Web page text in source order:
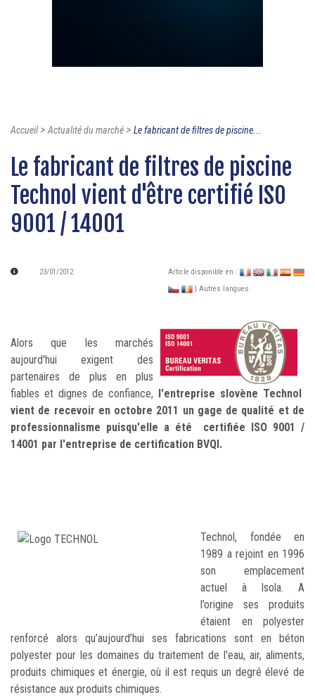
Accueil>Actualité du marché> Le fabricant de filtres de piscine...
Le fabricant de filtres de piscine
Technol vient d'être certifié ISO
9001 / 14001
23/01/2012
Article disponible en :
| Autres langues
Alors que les marchés
aujourd'hui exigent des
partenaires de plus en plus
fiables et dignes de confiance, l'entreprise slovène Technol
vient de recevoir en octobre 2011 un gage de qualité et de
professionnalisme puisqu'elle a été certifiée ISO 9001 /
14001 par l'entreprise de certification BVQI.
Technol, fondée en
1989 a rejoint en 1996
son emplacement
actuel à Isola. A
l’origine ses produits
étaient en polyester
renforcé alors qu’aujourd’hui ses fabrications sont en béton
polyester pour les domaines du traitement de l'eau, air, aliments,
produits chimiques et énergie, où il est requis un degré élevé de
résistance aux produits chimiques.